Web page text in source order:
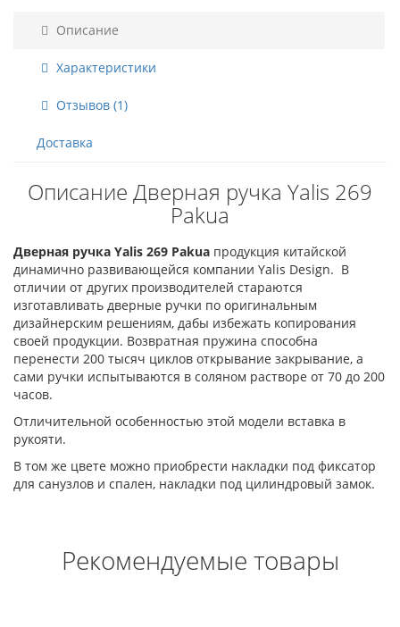
Описание
Характеристики
Отзывов (1)
Доставка
Описание Дверная ручка Yalis 269
Pakua
Дверная ручка Yalis 269 Pakua продукция китайской
динамично развивающейся компании Yalis Design. В
отличии от других производителей стараются
изготавливать дверные ручки по оригинальным
дизайнерским решениям, дабы избежать копирования
своей продукции. Возвратная пружина способна
перенести 200 тысяч циклов открывание закрывание, а
сами ручки испытываются в соляном растворе от 70 до 200
часов.
Отличительной особенностью этой модели вставка в
рукояти.
В том же цвете можно приобрести накладки под фиксатор
для санузлов и спален, накладки под цилиндровый замок.
Рекомендуемые товары